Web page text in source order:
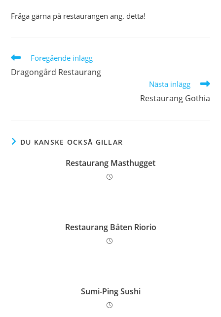
Fråga gärna på restaurangen ang. detta!
Läs
artiklar
Föregående inlägg
Dragongård Restaurang
Nästa inlägg
Restaurang Gothia
DU KANSKE OCKSÅ GILLAR
Restaurang Masthugget
Restaurang Båten Riorio
Sumi-Ping Sushi